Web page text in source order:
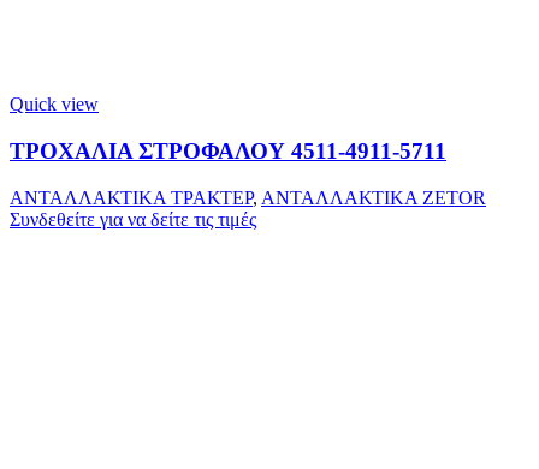
Quick view
ΤΡΟΧΑΛΙΑ ΣΤΡΟΦΑΛΟΥ 4511-4911-5711
ΑΝΤΑΛΛΑΚΤΙΚΑ ΤΡΑΚΤΕΡ, ΑΝΤΑΛΛΑΚΤΙΚΑ ZETOR
Συνδεθείτε για να δείτε τις τιμές